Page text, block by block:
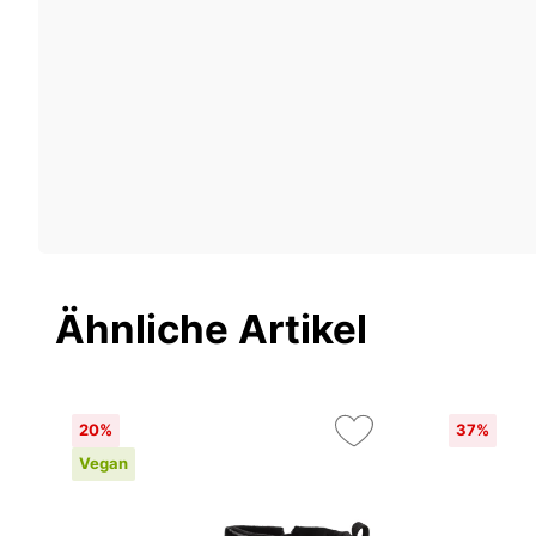
Ähnliche Artikel
20%
Vegan
37%